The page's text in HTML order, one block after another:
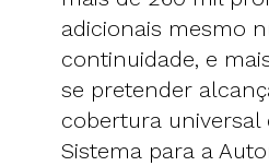
adicionais mesmo
continuidade, e
se pretender
cobertura universal
Sistema para a